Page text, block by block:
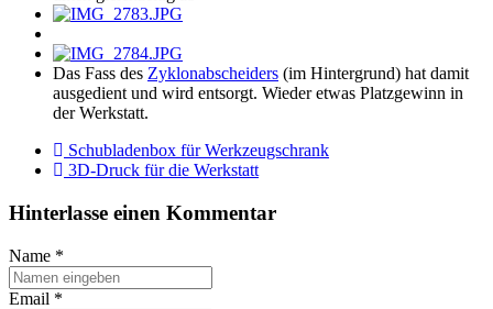
Das Fass des Zyklonabscheiders (im Hintergrund) hat damit
ausgedient und wird entsorgt. Wieder etwas Platzgewinn in
der Werkstatt.
Schubladenbox für Werkzeugschrank
3D-Druck für die Werkstatt
Hinterlasse einen Kommentar
Name *
Email *